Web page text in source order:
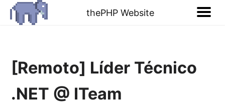
thePHP Website
[Remoto] Líder Técnico
.NET @ ITeam